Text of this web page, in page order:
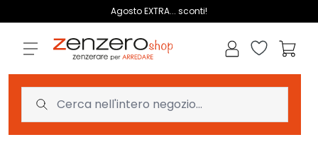
Agosto EXTRA... sconti!
Lista dei